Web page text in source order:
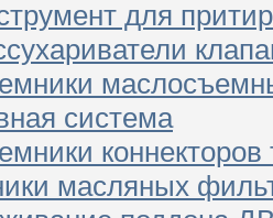
для
система
масляных